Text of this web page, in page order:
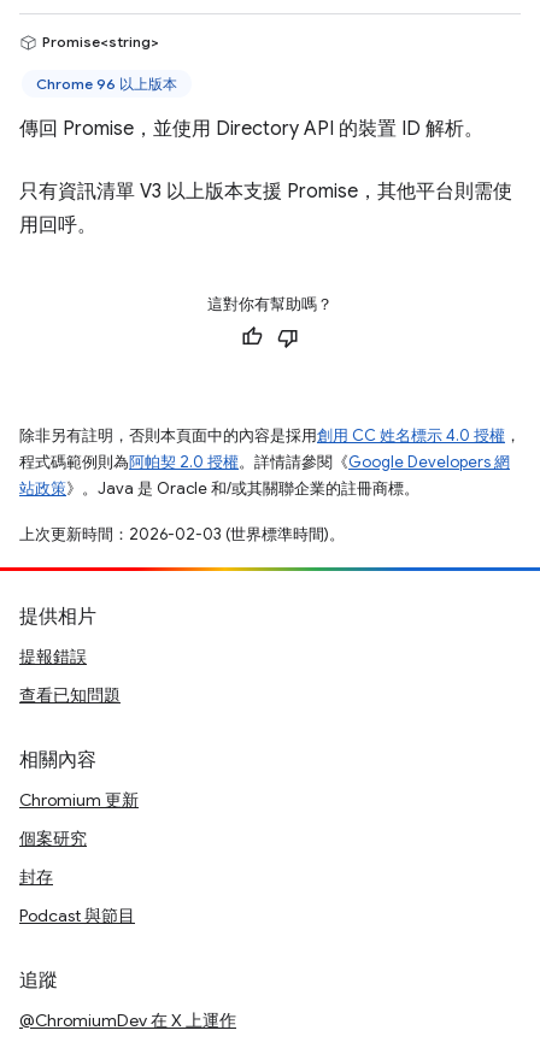
Promise<string>
Chrome 96 以上版本
傳回 Promise，並使用 Directory API 的裝置 ID 解析。
只有資訊清單 V3 以上版本支援 Promise，其他平台則需使
用回呼。
這對你有幫助嗎？
除非另有註明，否則本頁面中的內容是採用創用 CC 姓名標示 4.0 授權 ，
程式碼範例則為阿帕契 2.0 授權。詳情請參閱《Google Developers 網
站政策》。Java 是 Oracle 和/或其關聯企業的註冊商標。
上次更新時間：2026-02-03 (世界標準時間)。
提供相片
提報錯誤
查看已知問題
相關內容
Chromium 更新
個案研究
封存
Podcast 與節目
追蹤
@ChromiumDev 在 X 上運作